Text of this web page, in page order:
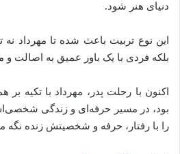
دنیای هنر شود.
این نوع تربیت باعث شده‌ تا مهرداد نه
بلکه فردی با یک باور عمیق به اصالت و
اکنون با رحلت پدر، مهرداد با تکیه بر
بود، در مسیر حرفه‌ای و زندگی شخصی‌اش
را با رفتار، حرفه و شخصیتش زنده نگه